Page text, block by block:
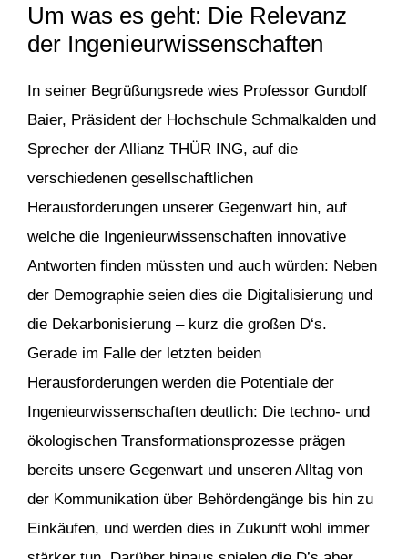
Um was es geht: Die Relevanz
der Ingenieurwissenschaften
In seiner Begrüßungsrede wies Professor Gundolf
Baier, Präsident der Hochschule Schmalkalden und
Sprecher der Allianz THÜR ING, auf die
verschiedenen gesellschaftlichen
Herausforderungen unserer Gegenwart hin, auf
welche die Ingenieurwissenschaften innovative
Antworten finden müssten und auch würden: Neben
der Demographie seien dies die Digitalisierung und
die Dekarbonisierung – kurz die großen D‘s.
Gerade im Falle der letzten beiden
Herausforderungen werden die Potentiale der
Ingenieurwissenschaften deutlich: Die techno- und
ökologischen Transformationsprozesse prägen
bereits unsere Gegenwart und unseren Alltag von
der Kommunikation über Behördengänge bis hin zu
Einkäufen, und werden dies in Zukunft wohl immer